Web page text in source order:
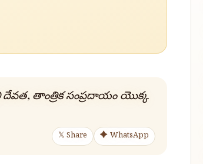
దేవత, తాంత్రిక సంప్రదాయం యొక్క
𝕏 Share ✦ WhatsApp